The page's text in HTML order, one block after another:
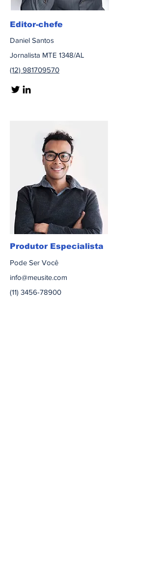
Editor-chefe
Daniel Santos
Jornalista MTE 1348/AL
(12) 981709570
Produtor Especialista
Pode Ser Você
info@meusite.com
(11) 3456-78900